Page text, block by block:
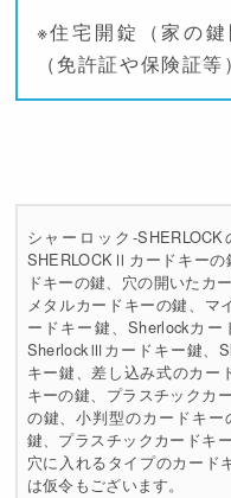
※住宅開錠（家の
（免許証や保険証
シャーロック-
SHERLOCKⅡカードキー
ドキーの鍵、穴の開いたカ
メタルカードキーの鍵、マ
ードキー鍵、Sherlockカ
SherlockⅢカードキー鍵、
キー鍵、差し込み式のカー
キーの鍵、プラスチックカ
の鍵、小判型のカードキ
鍵、プラスチックカードキ
穴に入れるタイプのカード
は仮令もございます。